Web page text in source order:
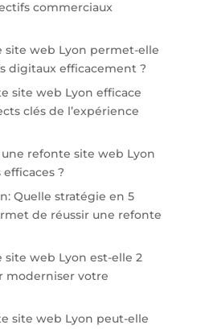
commerciaux
site web Lyon permet-elle
digitaux efficacement ?
site web Lyon efficace
clés de l’expérience
une refonte site web Lyon
?
Quelle stratégie en 5
de réussir une refonte
web Lyon est-elle 2
moderniser votre
site web Lyon peut-elle